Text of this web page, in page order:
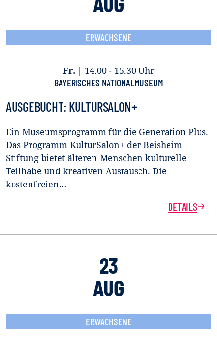
ERWACHSENE
Fr. | 14.00 - 15.30 Uhr
BAYERISCHES NATIONALMUSEUM
AUSGEBUCHT: KULTURSALON+
Ein Museumsprogramm für die Generation Plus.
Das Programm KulturSalon+ der Beisheim
Stiftung bietet älteren Menschen kulturelle
Teilhabe und kreativen Austausch. Die
kostenfreien…
DETAILS
23
AUG
ERWACHSENE